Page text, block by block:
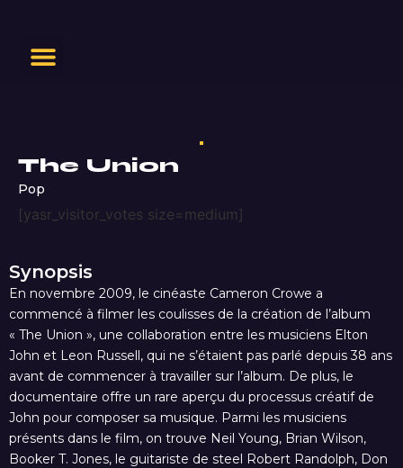
The Union
Pop
[yasr_visitor_votes size=medium]
Synopsis
En novembre 2009, le cinéaste Cameron Crowe a
commencé à filmer les coulisses de la création de l’album
« The Union », une collaboration entre les musiciens Elton
John et Leon Russell, qui ne s’étaient pas parlé depuis 38 ans
avant de commencer à travailler sur l’album. De plus, le
documentaire offre un rare aperçu du processus créatif de
John pour composer sa musique. Parmi les musiciens
présents dans le film, on trouve Neil Young, Brian Wilson,
Booker T. Jones, le guitariste de steel Robert Randolph, Don